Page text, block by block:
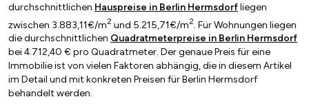
durchschnittlichen Hauspreise in Berlin Hermsdorfliegen
zwischen 3.883,11€/m2 und 5.215,71€/m2. Für Wohnungen liegen
die durchschnittlichen Quadratmeterpreise in Berlin Hermsdorf
bei 4.712,40 € pro Quadratmeter. Der genaue Preis für eine
Immobilie ist von vielen Faktoren abhängig, die in diesem Artikel
im Detail und mit konkreten Preisen für Berlin Hermsdorf
behandelt werden.